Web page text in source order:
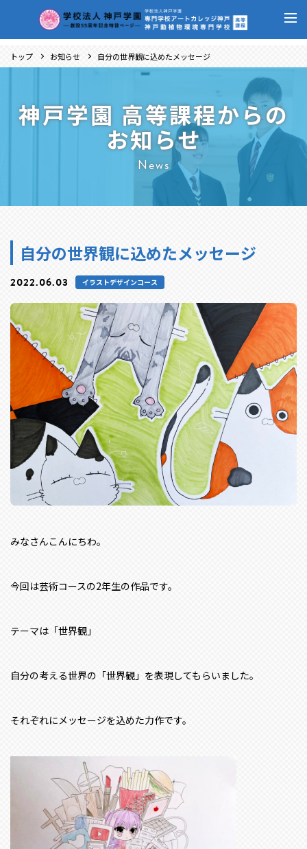
トップ お知らせ 自分の世界観に込めたメッセージ
神戸学園 高等課程からの
お知らせ
News
自分の世界観に込めたメッセージ
2022.06.03 イラストデザインコース
みなさんこんにちわ。
今回は芸術コースの2年生の作品です。
テーマは「世界観」
自分の考える世界の「世界観」を表現してもらいました。
それぞれにメッセージを込めた力作です。